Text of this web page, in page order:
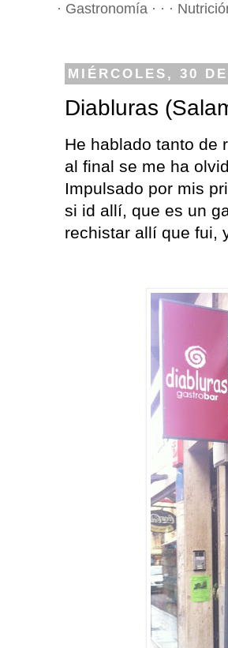
· Gastronomía · · ·
MIÉRCOLES, 30
Diabluras
He hablado tanto de
al final se me ha
Impulsado por mis
si id allí, que es un
rechistar allí que fui,